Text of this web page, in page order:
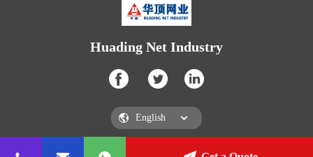
Huading Net Industry